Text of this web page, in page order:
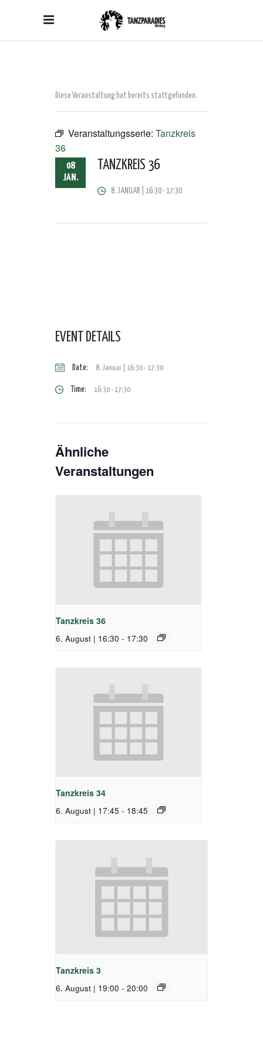
Diese Veranstaltung hat bereits stattgefunden.
Veranstaltungsserie: Tanzkreis
36
08
JAN.
TANZKREIS 36
8. JANUAR | 16:30-17:30
EVENT DETAILS
Date: 8. Januar | 16:30-17:30
Time: 16:30 - 17:30
Ähnliche
Veranstaltungen
Tanzkreis 36
6. August | 16:30 - 17:30
Tanzkreis 34
6. August | 17:45 - 18:45
Tanzkreis 3
6. August | 19:00 - 20:00